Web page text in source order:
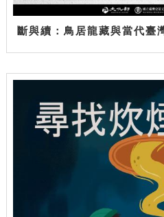
斷與續：鳥居龍藏與當代臺